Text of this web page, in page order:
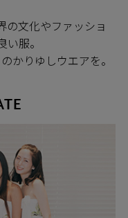
の文化やファッショ
服。
かりゆしウエアを。